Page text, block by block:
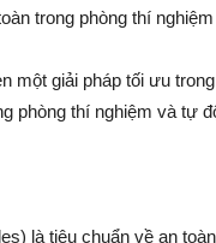
trong phòng thí
một giải pháp tối ưu
phòng thí nghiệm và tự
là tiêu chuẩn về an